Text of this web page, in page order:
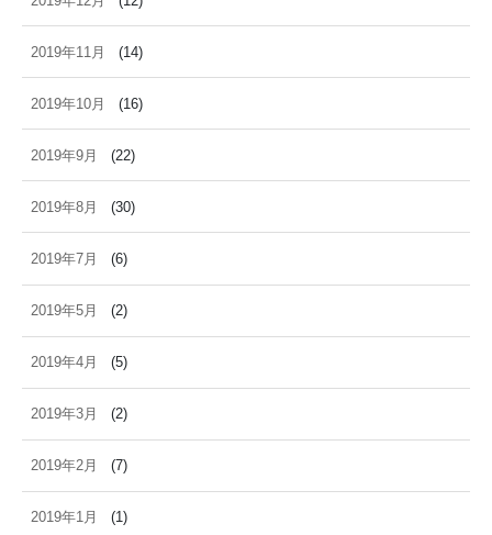
2019年11月 (14)
2019年10月 (16)
2019年9月 (22)
2019年8月 (30)
2019年7月 (6)
2019年5月 (2)
2019年4月 (5)
2019年3月 (2)
2019年2月 (7)
2019年1月 (1)